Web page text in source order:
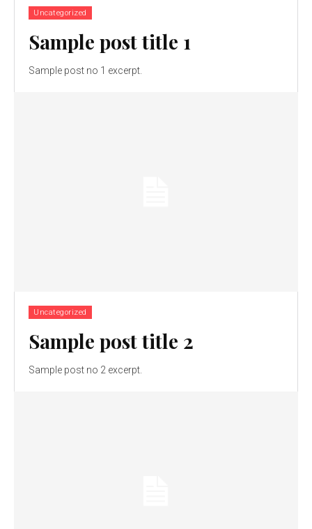
Uncategorized
Sample post title 1
Sample post no 1 excerpt.
Uncategorized
Sample post title 2
Sample post no 2 excerpt.